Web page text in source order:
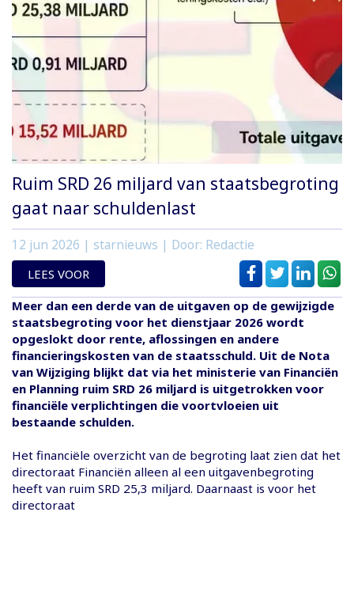
Ruim SRD 26 miljard van staatsbegroting
gaat naar schuldenlast
12 jun 2026 | starnieuws | Door: Redactie
LEES VOOR
Meer dan een derde van de uitgaven op de gewijzigde
staatsbegroting voor het dienstjaar 2026 wordt
opgeslokt door rente, aflossingen en andere
financieringskosten van de staatsschuld. Uit de Nota
van Wijziging blijkt dat via het ministerie van Financiën
en Planning ruim SRD 26 miljard is uitgetrokken voor
financiële verplichtingen die voortvloeien uit
bestaande schulden.
Het financiële overzicht van de begroting laat zien dat het
directoraat Financiën alleen al een uitgavenbegroting
heeft van ruim SRD 25,3 miljard. Daarnaast is voor het
directoraat